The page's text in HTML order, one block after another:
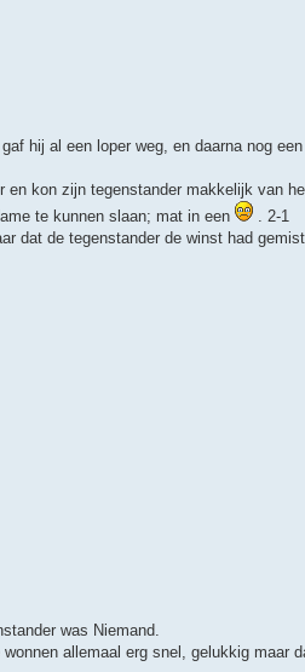
hij al een loper weg, en daarna nog
kon zijn tegenstander makkelijk van
te kunnen slaan; mat in een
. 2-1
dat de tegenstander de winst had
was Niemand.
allemaal erg snel, gelukkig maar